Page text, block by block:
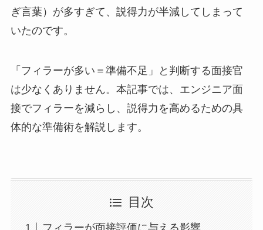
ぎ言葉）が多すぎて、説得力が半減してしまって
いたのです。
「フィラーが多い＝準備不足」と判断する面接官
は少なくありません。本記事では、エンジニア面
接でフィラーを減らし、説得力を高めるための具
体的な準備術を解説します。
目次